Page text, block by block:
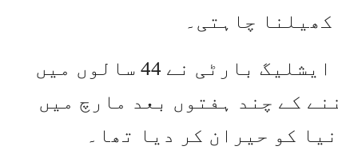
چاہتی۔
تین بار کی گرینڈ سلم فاتح 25 سالہ ایشلیگ بارٹی نے 44 سالوں میں
کے چند ہفتوں بعد مارچ میں
کو حیران کر دیا تھا۔